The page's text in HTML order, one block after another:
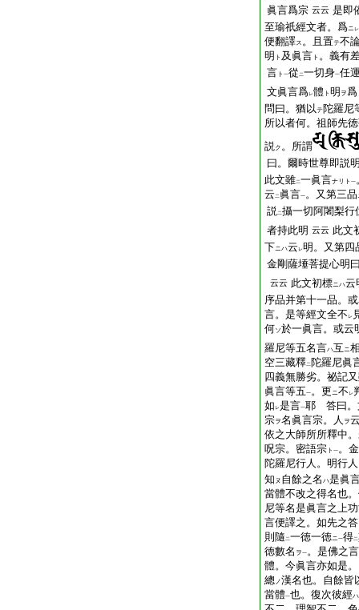
眞言爲宗 云云 是即
至瑜祇經文者。爲ニレ
便翻譯ス 。且置テ不
明 ト 及眞言 ト 。義有
言 ト 一從 二一切身一任
文眞言爲レ體 ト 明 ヲ爲
問曰。猶以テ陀羅尼
所以者何。祖師先
説ク 。所謂
曰。爾時世尊即説
此文雖二一眞言ナリト 一
云 二 眞言一。又第三品
説二攝一切阿闍梨行
者持此明 云云 此文
下ニハ云 レ明。又第四
金剛薩埵菩提心明
云云 此文初標ニハ云
序品并第十一品。
言。是等經文全不 レ
何ソ於一眞言。或云
羅尼等五名言ハ互ニ
空三藏釋二 陀羅尼眞
四義無勝劣。祕記
眞言等五一。更ニ不 レ
如 レ是言一耶 答曰。
宗ヲ名眞言宗。人 ヲ
依之大師所所釋中
呪宗。密語宗 ト 一。
陀羅尼行人。明行
知 ヌ 自餘之名 ハ是眞
當體不改之得名也
尼等名是眞言之上
言便譯之。如先之
則隨 二一徳一徳ニ一得二
徳數名 ヲ一。是佛之
體。今眞言亦如是
總ノ漢名也。自餘皆
當體一也。復次彼經ハ